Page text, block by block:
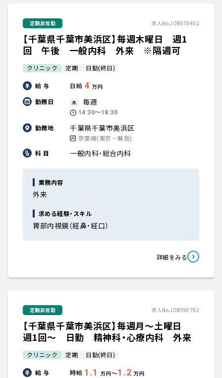
定期非常勤 求人No.JOB578402
【千葉県千葉市美浜区】毎週木曜日 週1
回 午後 一般内科 外来 ※隔週可
クリニック 定期 日勤(終日)
給 与 日給 4 万円
勤務日 木 毎週
14:30〜18:30
勤務地 千葉県千葉市美浜区
京葉線(東京－蘇我)
科 目
一般内科・総合内科
業務内容
外来
求める経験・スキル
胃部内視鏡（経鼻・経口）
詳細をみる
定期非常勤 求人No.JOB590792
【千葉県千葉市美浜区】毎週月～土曜日
週1回～ 日勤 精神科・心療内科 外来
クリニック 定期 日勤(終日)
給 与 時給 1.1 万円〜1.2 万円